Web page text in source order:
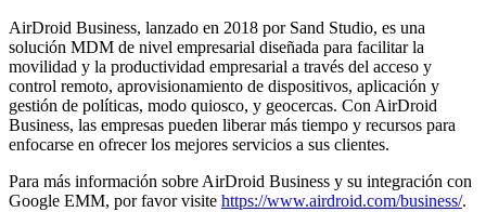
AirDroid Business, lanzado en 2018 por Sand Studio, es una
solución MDM de nivel empresarial diseñada para facilitar la
movilidad y la productividad empresarial a través del acceso y
control remoto, aprovisionamiento de dispositivos, aplicación y
gestión de políticas, modo quiosco, y geocercas. Con AirDroid
Business, las empresas pueden liberar más tiempo y recursos para
enfocarse en ofrecer los mejores servicios a sus clientes.
Para más información sobre AirDroid Business y su integración con
Google EMM, por favor visite https://www.airdroid.com/business/.